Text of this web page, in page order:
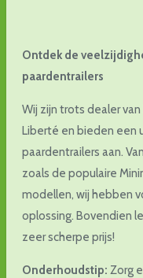
Ontdek de
paardentrailers
Wij zijn trots dealer
Liberté en bieden een
paardentrailers aan.
zoals de populaire
modellen, wij hebben
oplossing. Bovendien
zeer scherpe prijs!
Onderhoudstip: Zorg